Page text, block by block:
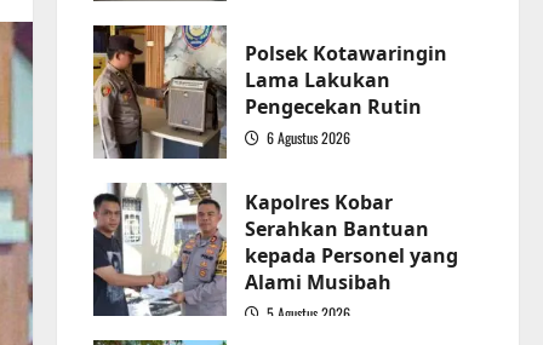
Polsek Kotawaringin
Lama Lakukan
Pengecekan Rutin
6 Agustus 2026
Kapolres Kobar
Serahkan Bantuan
kepada Personel yang
Alami Musibah
5 Agustus 2026